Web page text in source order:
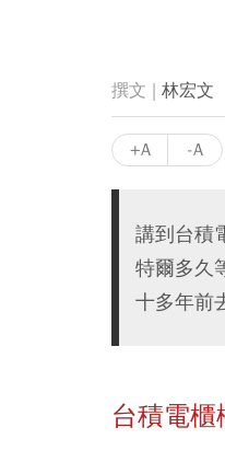
林宏文
+A -A
講到台積
特爾多久
十多年前
台積電櫃